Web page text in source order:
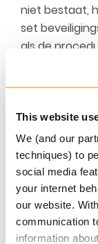
This website
We (and our
techniques) to
social media
your internet
our website.
communication
information
niet bestaat,
set
als de
veiligheid van
Meer
Klaar voor de
Neem
hoe Keylane
hiervoorons